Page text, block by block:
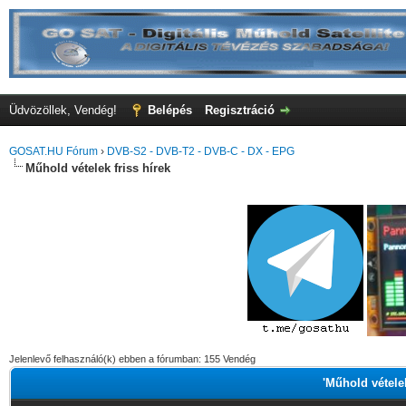
Üdvözöllek, Vendég! Belépés Regisztráció
GOSAT.HU Fórum › DVB-S2 - DVB-T2 - DVB-C - DX - EPG
Műhold vételek friss hírek
Jelenlevő felhasználó(k) ebben a fórumban: 155 Vendég
'Műhold